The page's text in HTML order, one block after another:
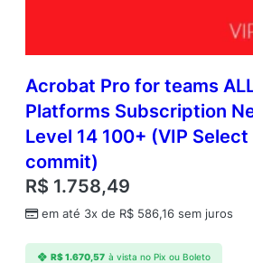
Acrobat Pro for teams
Platforms Subscription
Level 14 100+ (VIP
commit)
R$ 1.758,49
em até 3x de R$ 586,16 sem juros
R$1.670,57 à vista no Pix ou Boleto